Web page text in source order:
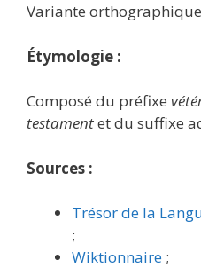
Variante
Étymologie :
Composé du préfixe
testamentet du suffixe
Sources :
Trésor de la
;
Wiktionnaire ;